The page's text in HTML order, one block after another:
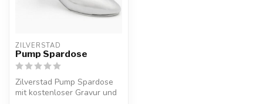
ZILVERSTAD
Pump Spardose
Zilverstad Pump Spardose
mit kostenloser Gravur und